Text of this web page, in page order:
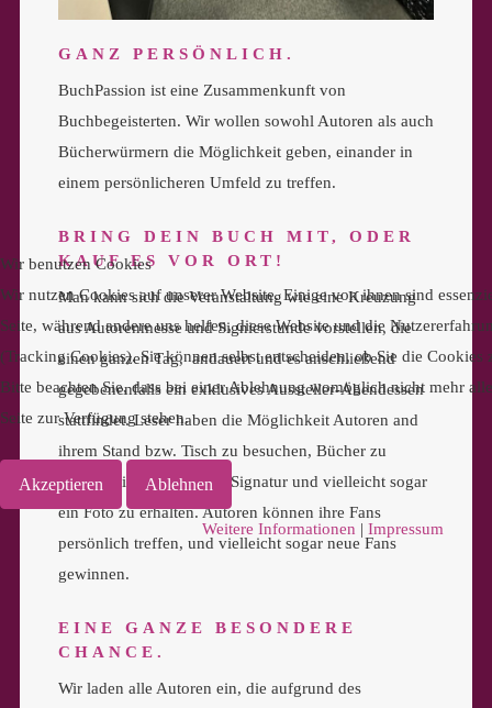
GANZ PERSÖNLICH.
BuchPassion ist eine Zusammenkunft von
Buchbegeisterten. Wir wollen sowohl Autoren als auch
Bücherwürmern die Möglichkeit geben, einander in
einem persönlicheren Umfeld zu treffen.
BRING DEIN BUCH MIT, ODER
KAUF ES VOR ORT!
Man kann sich die Veranstaltung wie eine Kreuzung
aus Autorenmesse und Signierstunde vorstellen, die
einen ganzen Tag, andauert und es anschließend
gegebenenfalls ein exklusives Aussteller-Abendessen
stattfindet. Leser haben die Möglichkeit Autoren and
ihrem Stand bzw. Tisch zu besuchen, Bücher zu
kaufen, eine persönliche Signatur und vielleicht sogar
ein Foto zu erhalten. Autoren können ihre Fans
persönlich treffen, und vielleicht sogar neue Fans
gewinnen.
EINE GANZE BESONDERE
CHANCE.
Wir laden alle Autoren ein, die aufgrund des
Wir benutzen Cookies
Wir nutzen Cookies auf unserer Website. Einige von ihnen sind
Seite, während andere uns helfen, diese Website und die
(Tracking Cookies). Sie können selbst entscheiden, ob Sie die Cookies
Bitte beachten Sie, dass bei einer Ablehnung womöglich nicht mehr
Seite zur Verfügung stehen.
Akzeptieren Ablehnen
Weitere Informationen | Impressum